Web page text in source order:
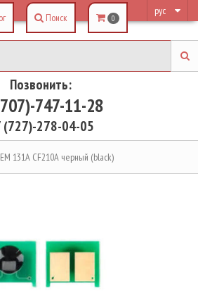
рус
Позвонить:
747-11-28
(727)-278-04-05
Поиск 0
131A CF210A черный (black)